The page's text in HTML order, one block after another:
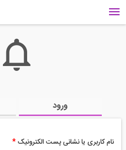
ورود
نام کاربری یا نشانی پست الکترونیک *